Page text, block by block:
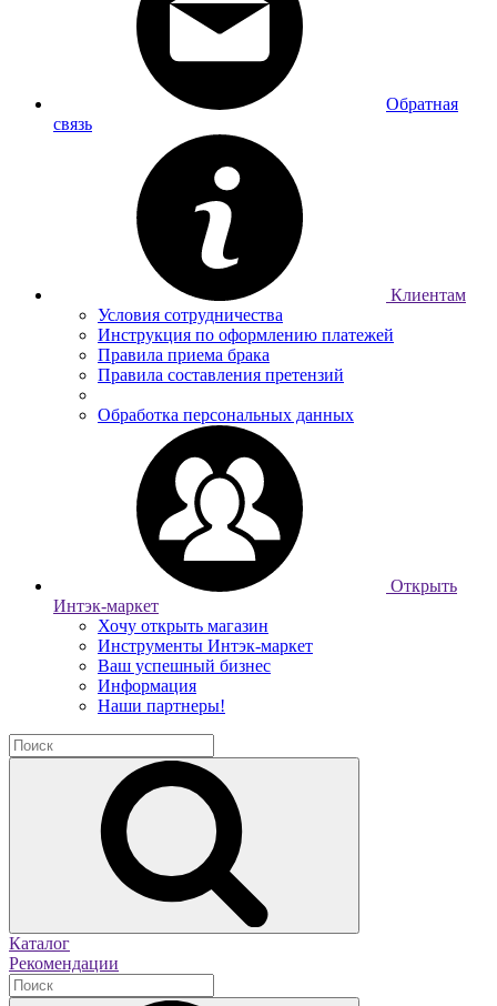
Обратная
связь
Клиентам
Условия сотрудничества
Инструкция по оформлению платежей
Правила приема брака
Правила составления претензий
Обработка персональных данных
Открыть
Интэк-маркет
Хочу открыть магазин
Инструменты Интэк-маркет
Ваш успешный бизнес
Информация
Наши партнеры!
Каталог
Рекомендации